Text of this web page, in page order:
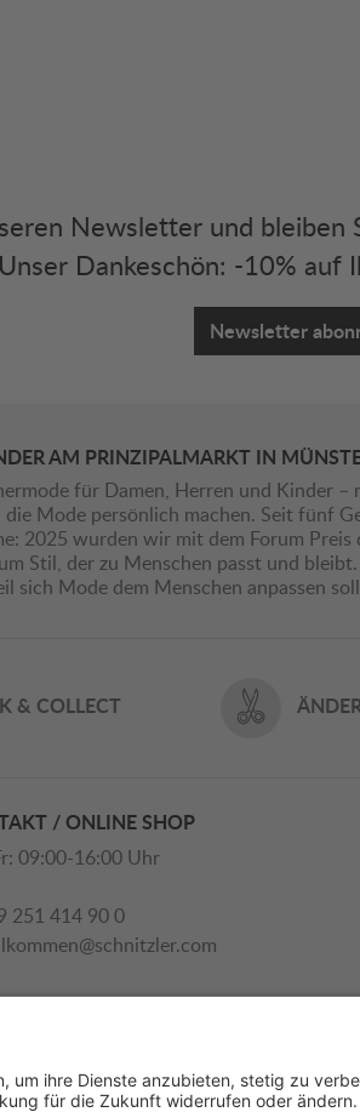
Newsletter und
Unser Dankeschön: -10% auf
Newsletter
AM PRINZIPALMARKT IN
für Damen, Herren und
Mode persönlich machen. Seit fünf
2025 wurden wir mit dem Forum
Stil, der zu Menschen passt und
sich Mode dem Menschen anpassen
& COLLECT
/ ONLINE SHOP
09:00-16:00 Uhr
251 414 90 0